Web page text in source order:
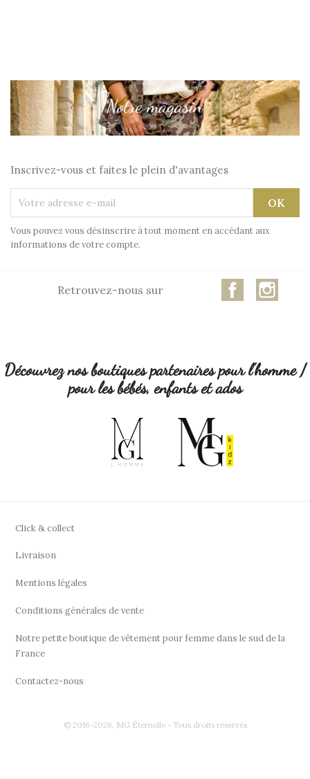
Inscrivez-vous et faites le plein d'avantages
Vous pouvez vous désinscrire à tout moment en accédant aux
informations de votre compte.
Retrouvez-nous sur Facebook
Découvrez nos boutiques partenaires pour l'homme /
pour les bébés, enfants et ados
Click & collect
Livraison
Mentions légales
Conditions générales de vente
Notre petite boutique de vêtement pour femme dans le sud de la
France
Contactez-nous
© 2016-2026, MG Éternelle - Tous droits réservés